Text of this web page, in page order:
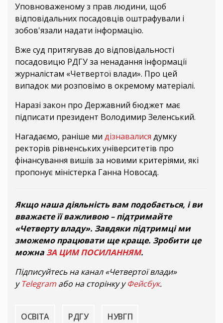
Уповноваженому з прав людини, щоб
відповідальних посадовців оштрафували і
зобов'язали надати інформацію.
Вже суд притягував до відповідальності
посадовицю РДГУ за ненадання інформації
журналістам «Четвертої влади». Про цей
випадок ми розповімо в окремому матеріалі.
Наразі закон про Державний бюджет має
підписати президент Володимир Зеленський.
Нагадаємо, раніше ми дізнавалися думку
ректорів рівненських університетів про
фінансування вишів за новими критеріями, які
пропонує міністерка Ганна Новосад.
Якщо наша діяльність вам подобається, і ви
вважаєте її важливою – підтримайте
«Четверту владу». Завдяки підтримці ми
зможемо працювати ще краще. Зробити це
можна ЗА ЦИМ ПОСИЛАННЯМ.
Підписуйтесь на канал «Четвертої влади»
уTelegram або на сторінку уФейсбук.
ОСВІТА РДГУ НУВГП